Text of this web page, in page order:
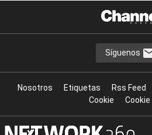
Síguenos
Nosotros Etiquetas Rss Feed
Cookie